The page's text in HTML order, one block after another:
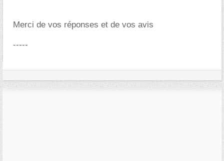
Merci de vos réponses et de vos avis
-----